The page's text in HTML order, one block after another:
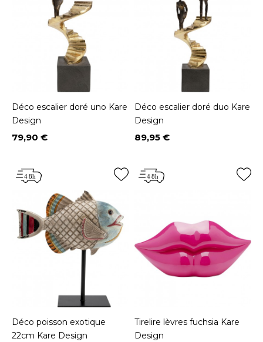
Déco escalier doré uno Kare
Design
Prix
79,90 €
Déco escalier doré duo Kare
Design
Prix
89,95 €
Déco poisson exotique
22cm Kare Design
Tirelire lèvres fuchsia Kare
Design